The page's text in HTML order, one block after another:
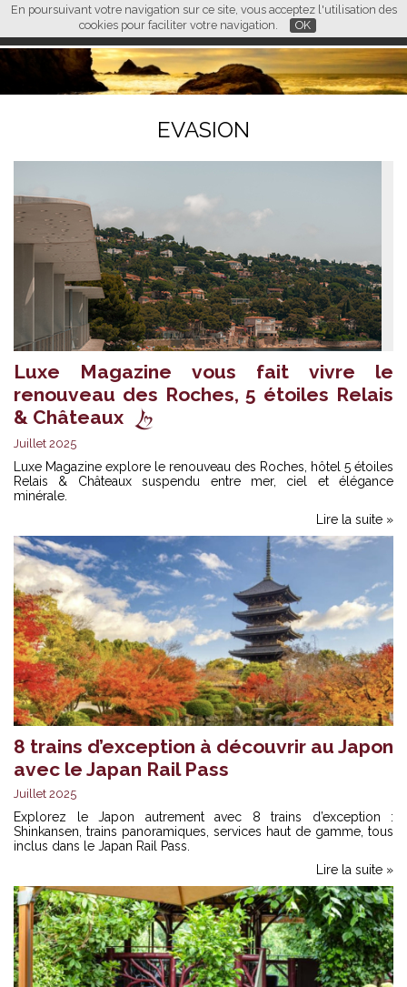
En poursuivant votre navigation sur ce site, vous acceptez l'utilisation des
cookies pour faciliter votre navigation.
OK
FR EN CN
L M
EVASION
Luxe Magazine vous fait vivre le
renouveau des Roches, 5 étoiles Relais
& Châteaux
Juillet 2025
Luxe Magazine explore le renouveau des Roches,
hôtel 5 étoiles
Relais & Châteauxsuspendu entre mer, ciel et élégance
minérale.
Lire la suite »
8 trains d’exception à découvrir au Japon
avec le Japan Rail Pass
Juillet 2025
Explorez le Japon autrement avec 8 trains d’exception :
Shinkansen, trains panoramiques, services haut de gamme, tous
inclus dans le Japan Rail Pass.
Lire la suite »